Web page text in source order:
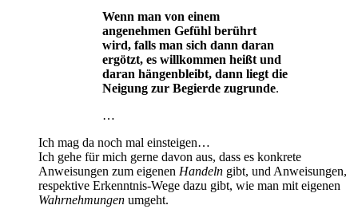
Wenn man von einem
angenehmen Gefühl berührt
wird, falls man sich dann daran
ergötzt, es willkommen heißt und
daran hängenbleibt, dann liegt die
Neigung zur Begierde zugrunde.
…
Ich mag da noch mal einsteigen…
Ich gehe für mich gerne davon aus, dass es konkrete
Anweisungen zum eigenen Handeln gibt, und Anweisungen,
respektive Erkenntnis-Wege dazu gibt, wie man mit eigenen
Wahrnehmungen umgeht.